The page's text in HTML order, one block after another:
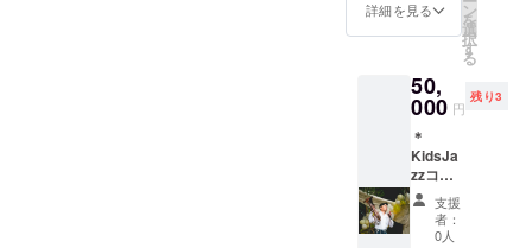
り」
「みん
ンサー
トを楽
しんで
ね！〇
〇よ
り」な
ど この
コン
サート
法：詳
細は
させて
いただ
きま
す。 ・
コン
サート
当日に
会場の
スク
「KidsJ
azzコン
なの楽
しい時
間をサ
ポート
してい
ます！
〇〇よ
り」
「みん
ロジェ
帰属し
ます。
コン
サート
を応援
たいと
思って
くださ
しい時
ます！
〇〇よ
り」 こ
のコン
サート
を応援
たいと
思って
くださ
CDをお
届けし
ます 参
源：
https://
youtu.b
e/Gnnu
O5_mn
zw?
feature
=share
詳細を見る ン
を
選
択
す
る
50,
000 円
残り3
＊
KidsJa
zzコン
サート
出演
者！
支援
者：
0人